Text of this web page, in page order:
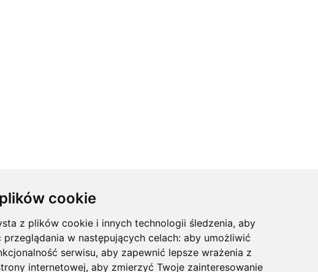
cookie
z plików cookie i innych technologii śledzenia, aby
w następujących celach: aby umożliwić
serwisu, aby zapewnić lepsze wrażenia z
internetowej, aby zmierzyć Twoje zainteresowanie